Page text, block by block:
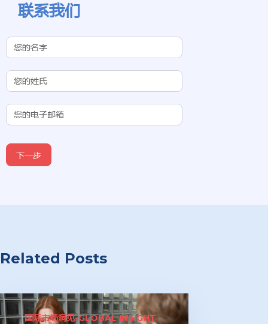
联系我们
Contact Us
(Chinese
Subdomain)
下一步
Related Posts
国际市场洞见-GLOBAL INSIGHT